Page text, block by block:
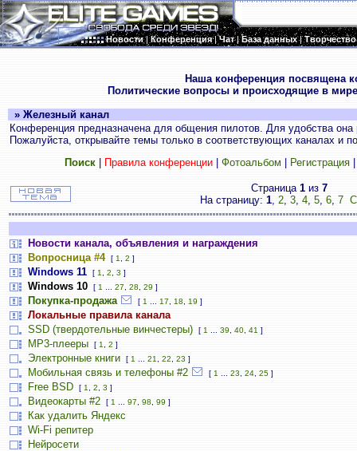
Новости|Конференция|Чат|База данных|Творчество
Наша конференция посвящена
Политические вопросы и происходящие в
» Железный канал
Конференция предназначена для общения пилотов. Для удобства
Пожалуйста, открывайте темы только в соответствующих каналах и
Поиск| Правила конференции| Фотоальбом Регистрация
Страница 1 из 7
На страницу: 1, 2, 3, 4, 5, 6, 7
Новости канала, объявления и награждения
Вопросница #4
[ 1 2 ]
Windows 11 [ 1 2 3 ]
Windows 10 [ 1 27 28 29 ]
Покупка-продажа [ 1 17 18 19 ]
Локальные правила канала
SSD (твердотельные винчестеры)
[ 1 39 40 41 ]
MP3-плееры [ 1 2 ]
Электронные книги [ 1 21 22 23 ]
Мобильная связь и телефоны #2 [ 1 23 24 25 ]
Free BSD [ 1 2 3 ]
Видеокарты #2 [ 1 97 98 99 ]
Как удалить Яндекс
Wi-Fi репитер
Нейросети